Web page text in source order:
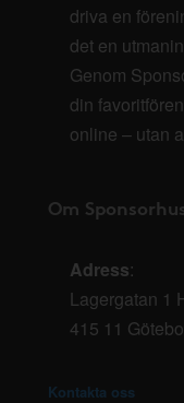
driva en
det en
Genom
din
online – utan
Om
Adress:
Lagergatan 1
415 11
Kontakta oss